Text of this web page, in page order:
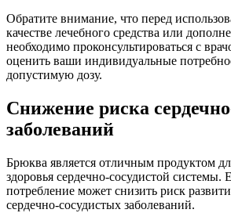
Обратите внимание, что перед
качестве лечебного средства или
необходимо проконсультироваться с
оценить ваши индивидуальные
допустимую дозу.
Снижение риска
заболеваний
Брюква является отличным продуктом
здоровья сердечно-сосудистой системы.
потребление может снизить риск
сердечно-сосудистых заболеваний.